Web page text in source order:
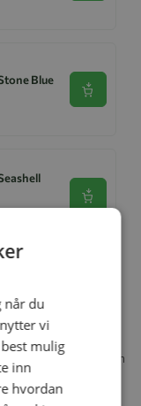
Blue
Se
Se
og barnevogner.
til babybilstolen
ilby foreldre som
babyen
når du
vi
mulig
inn
hvordan